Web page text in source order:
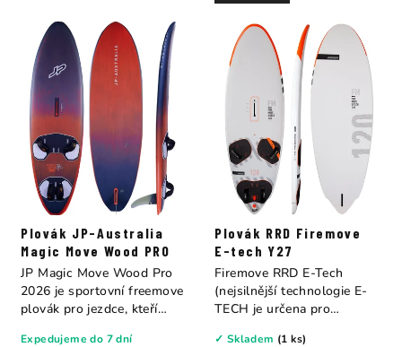
Plovák JP-Australia
Magic Move Wood PRO
Expedujeme do 7 dní
JP Magic Move Wood Pro
2026 je sportovní freemove
plovák pro jezdce, kteří
Plovák RRD Firemove
E-tech Y27
✓ Skladem (1 ks)
Firemove RRD E-Tech
(nejsilnější technologie E-
TECH je určena pro